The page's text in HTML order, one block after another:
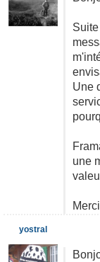
Une
une
yostral